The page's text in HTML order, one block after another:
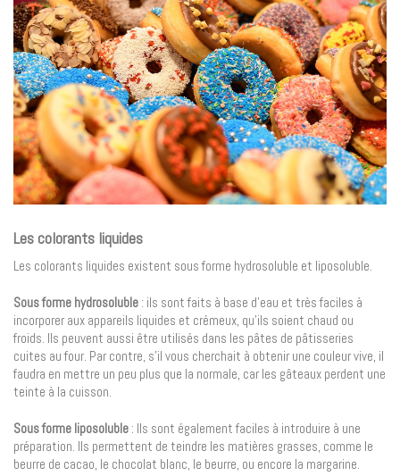
Les colorants liquides
Les colorants liquides existent sous forme hydrosoluble et liposoluble.
Sous forme hydrosoluble : ils sont faits à base d’eau et très faciles à
incorporer aux appareils liquides et crémeux, qu’ils soient chaud ou
froids. Ils peuvent aussi être utilisés dans les pâtes de pâtisseries
cuites au four. Par contre, s’il vous cherchait à obtenir une couleur vive, il
faudra en mettre un peu plus que la normale, car les gâteaux perdent une
teinte à la cuisson.
Sous forme liposoluble : Ils sont également faciles à introduire à une
préparation. Ils permettent de teindre les matières grasses, comme le
beurre de cacao, le chocolat blanc, le beurre, ou encore la margarine.